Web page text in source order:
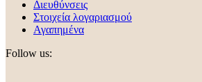
Διευθύνσεις
Στοιχεία λογαριασμού
Αγαπημένα
Follow us: